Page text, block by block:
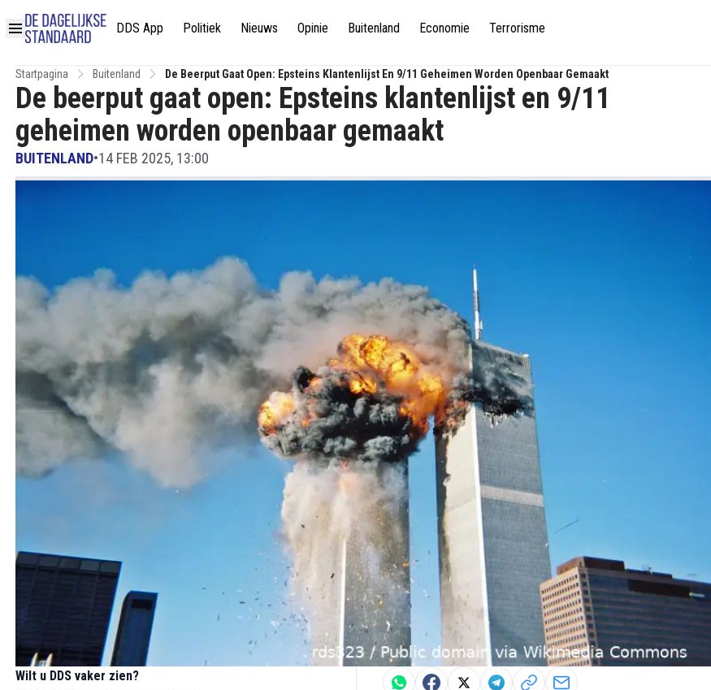
DDS App Politiek Nieuws Opinie Buitenland Economie Terrorisme
Startpagina Buitenland De Beerput Gaat Open: Epsteins Klantenlijst En 9/11 Geheimen Worden Openbaar Gemaakt
De beerput gaat open: Epsteins klantenlijst en 9/11
geheimen worden openbaar gemaakt
BUITENLAND•14 FEB 2025, 13:00
Wilt u DDS vaker zien?